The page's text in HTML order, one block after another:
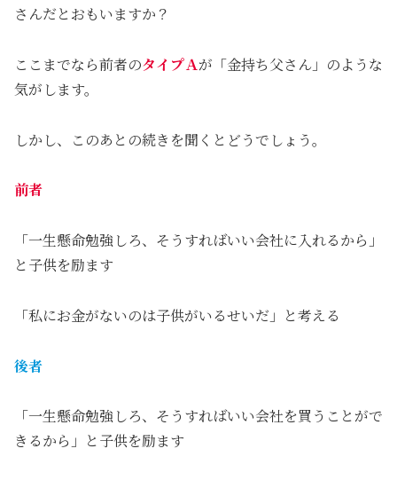
さんだとおもいますか？
ここまでなら前者のタイプＡが「金持ち父さん」のような
気がします。
しかし、このあとの続きを聞くとどうでしょう。
前者
「一生懸命勉強しろ、そうすればいい会社に入れるから」
と子供を励ます
「私にお金がないのは子供がいるせいだ」と考える
後者
「一生懸命勉強しろ、そうすればいい会社を買うことがで
きるから」と子供を励ます